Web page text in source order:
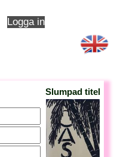
Logga in
Slumpad titel